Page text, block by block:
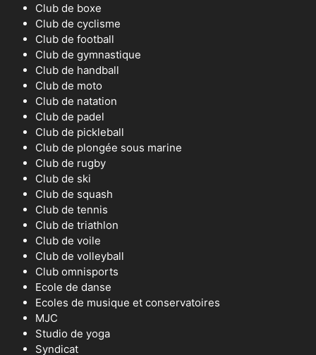
Club de boxe
Club de cyclisme
Club de football
Club de gymnastique
Club de handball
Club de moto
Club de natation
Club de padel
Club de pickleball
Club de plongée sous marine
Club de rugby
Club de ski
Club de squash
Club de tennis
Club de triathlon
Club de voile
Club de volleyball
Club omnisports
Ecole de danse
Ecoles de musique et conservatoires
MJC
Studio de yoga
Syndicat